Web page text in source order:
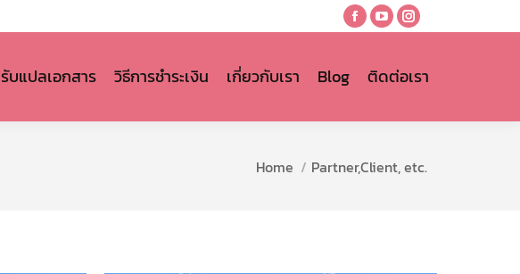
Facebook
opens
new
YouTube
opens
new
Instagram
opens
new
รับแปลเอกสาร วิธีการชำระเงิน เกี่ยวกับเรา Blog ติดต่อเรา
You are here:
Home Partner,Client, etc.